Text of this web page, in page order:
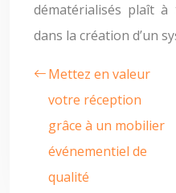
dématérialisés plaît
dans la création d’un
Mettez en valeur
votre réception
grâce à un mobilier
événementiel de
qualité